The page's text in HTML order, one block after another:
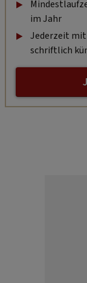
im Jahr
Jederzeit
schriftlich